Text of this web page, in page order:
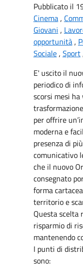
Pubblicato il
Cinema,
Giovani ,
opportunità,
Sociale, Sport
E' uscito il
periodico di
scorsi mesi
per offrire
moderna e
presenza di
comunicativo
che il nuovo
consegnato
forma
territorio e
Questa scelta
risparmio di
mantenendo
I punti di
sono: